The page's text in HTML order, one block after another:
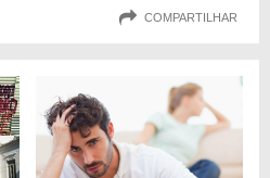
COMPARTILHAR